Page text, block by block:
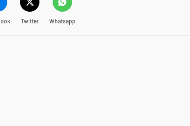
Twitter Whatsapp